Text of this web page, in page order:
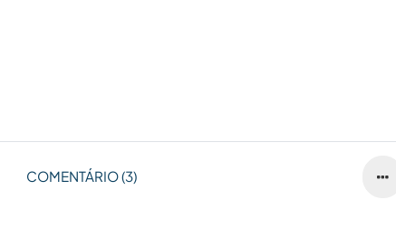
COMENTÁRIO (3)